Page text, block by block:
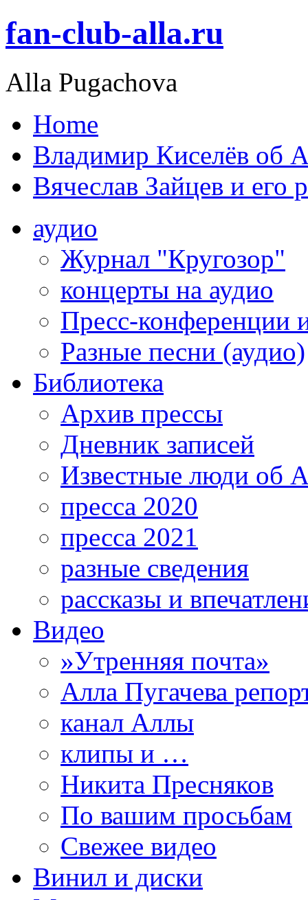
fan-club-alla.ru
Alla Pugachova
Home
Владимир Киселёв об
Вячеслав Зайцев и его
аудио
Журнал "Кругозор"
концерты на аудио
Пресс-конференции
Разные песни (аудио)
Библиотека
Архив прессы
Дневник записей
Известные люди об
пресса 2020
пресса 2021
разные сведения
рассказы и
Видео
»Утренняя почта»
Алла Пугачева
канал Аллы
клипы и …
Никита Пресняков
По вашим просьбам
Свежее видео
Винил и диски